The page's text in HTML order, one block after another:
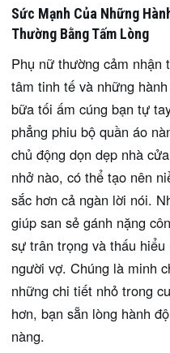
Sức Mạnh Của Những
Thường Bằng Tấm Lòng
Phụ nữ thường cảm nhận
tâm tinh tế và những
bữa tối ấm cúng bạn tự
phẳng phiu bộ quần áo
chủ động dọn dẹp nhà
nhở nào, có thể tạo nên
sắc hơn cả ngàn lời nói.
giúp san sẻ gánh nặng
sự trân trọng và thấu
người vợ. Chúng là minh
những chi tiết nhỏ trong
hơn, bạn sẵn lòng hành
nàng.